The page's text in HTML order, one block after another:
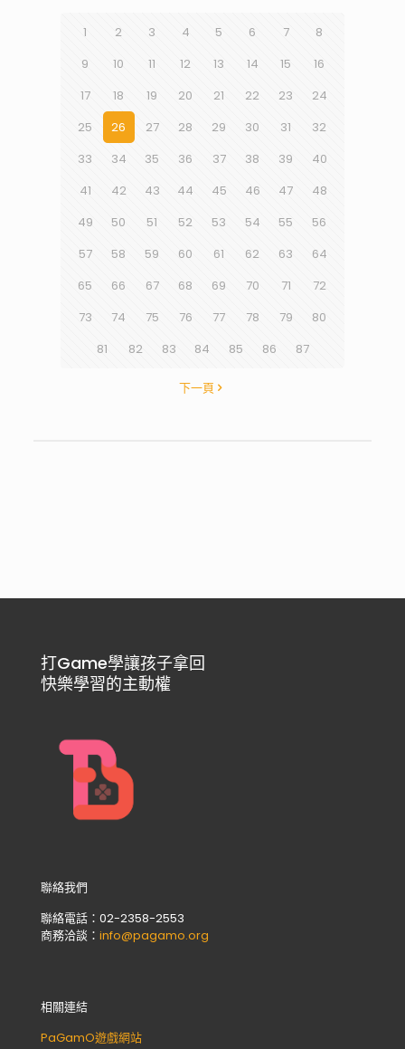
1 2 3 4 5 6 7
8
9
10 11 12 13 14 15
16
17
18 19 20 21 22 23
24
25
26 27 28 29 30 31
32
33
34 35 36 37 38 39
40
41
42 43 44 45 46 47
48
49
50 51 52 53 54 55
56
57
58 59 60 61 62 63
64
65
66 67 68 69 70 71
72
73
74 75 76 77 78 79
80
81
82 83 84 85 86 87
下一頁
打Game學讓孩子拿回
快樂學習的主動權
聯絡我們
聯絡電話：02-2358-2553
商務洽談： info@pagamo.org
相關連結
PaGamO遊戲網站